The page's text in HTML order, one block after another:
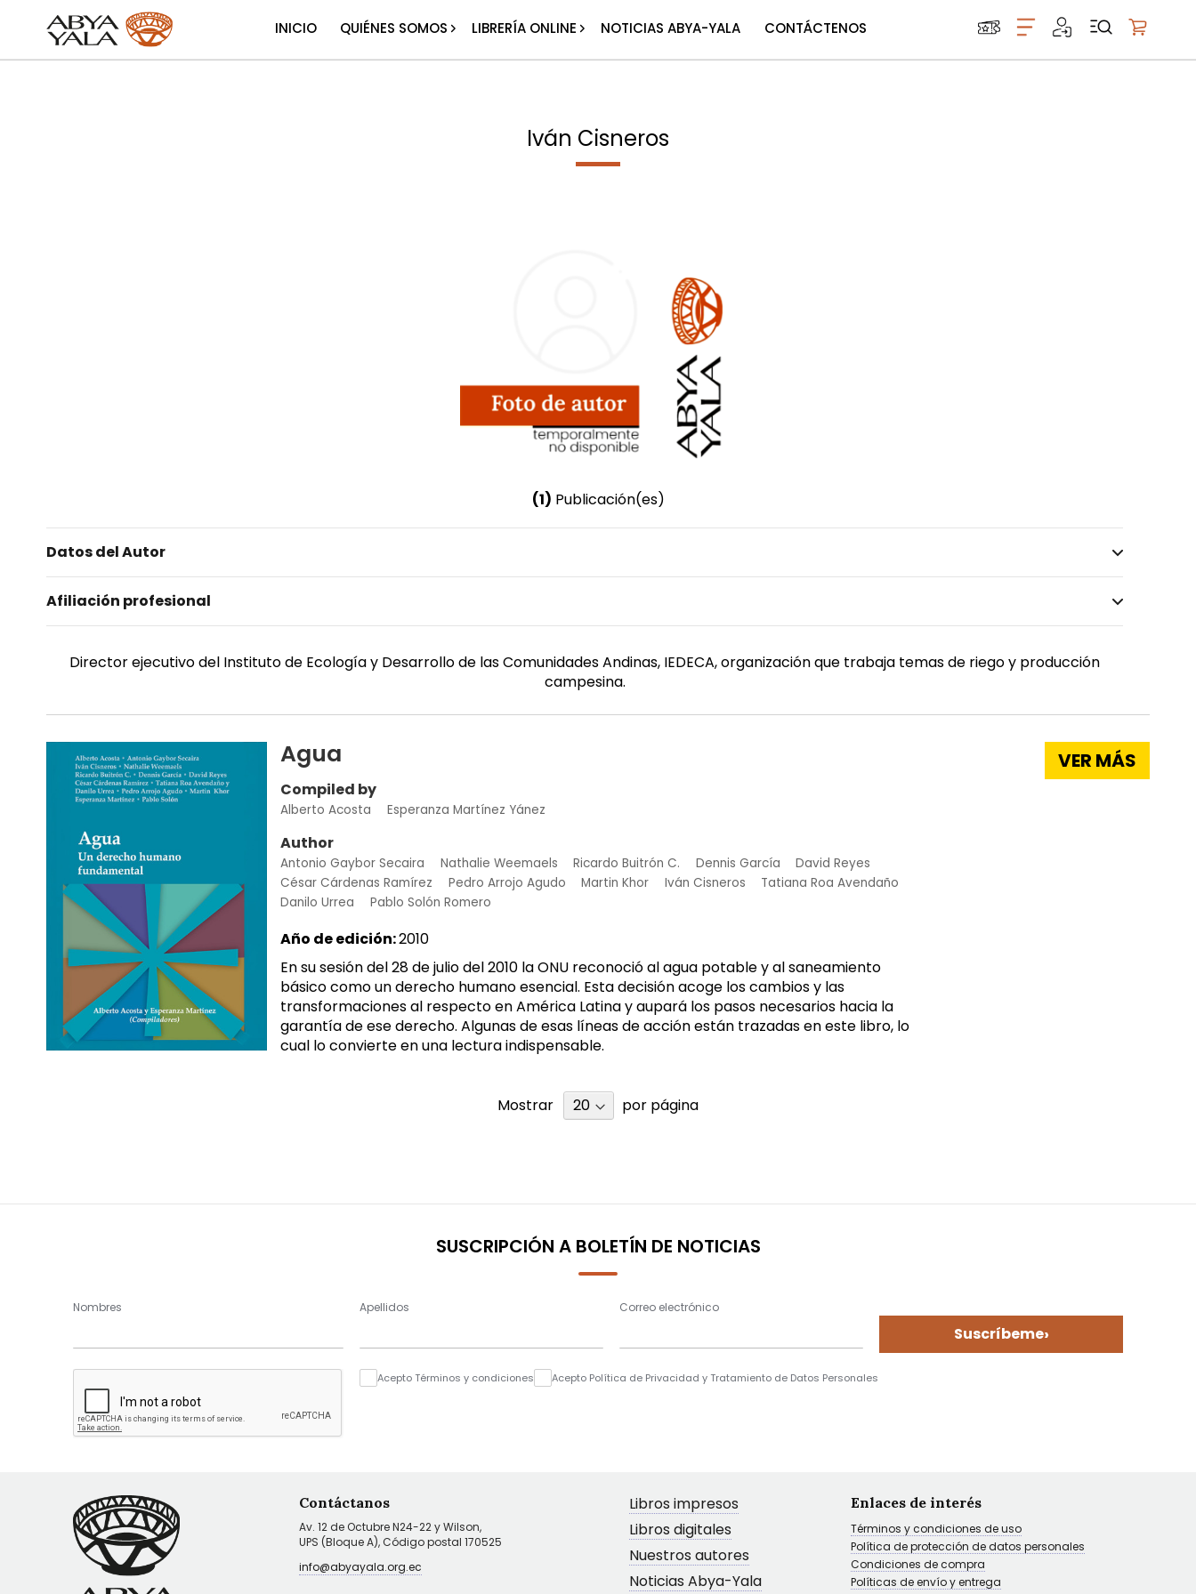
INICIO QUIÉNES SOMOS LIBRERÍA ONLINE NOTICIAS ABYA-YALA CONTÁCTENOS
Iván Cisneros
(1) Publicación(es)
Datos del Autor
Afiliación profesional
Director ejecutivo del Instituto de Ecología y Desarrollo de las Comunidades Andinas, IEDECA, organización que trabaja temas de riego y producción
campesina.
Agua
Compiled by
Alberto Acosta Esperanza Martínez Yánez
Author
Antonio Gaybor Secaira Nathalie Weemaels Ricardo Buitrón C. Dennis García
David Reyes
César Cárdenas Ramírez
Pedro Arrojo Agudo Martin Khor Iván Cisneros
Tatiana Roa Avendaño
Danilo Urrea
Pablo Solón Romero
Año de edición:2010
En su sesión del 28 de julio del 2010 la ONU reconoció al agua potable y al saneamiento
básico como un derecho humano esencial. Esta decisión acoge los cambios y las
transformaciones al respecto en América Latina y aupará los pasos necesarios hacia la
garantía de ese derecho. Algunas de esas líneas de acción están trazadas en este libro, lo
cual lo convierte en una lectura indispensable.
VER MÁS
Mostrar por página
SUSCRIPCIÓN A BOLETÍN DE NOTICIAS
Nombres Apellidos Correo electrónico
Suscríbeme›
Acepto Términos y condiciones Acepto Política de Privacidad y Tratamiento de Datos Personales
Contáctanos
Av. 12 de Octubre N24-22 y Wilson,
UPS (Bloque A), Código postal 170525
info@abyayala.org.ec
Libros impresos
Libros digitales
Nuestros autores
Noticias Abya-Yala
Enlaces de interés
Términos y condiciones de uso
Política de protección de datos personales
Condiciones de compra
Políticas de envío y entrega